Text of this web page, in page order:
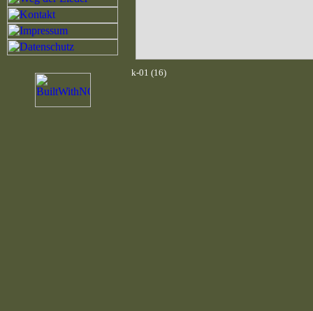
k-01 (16)